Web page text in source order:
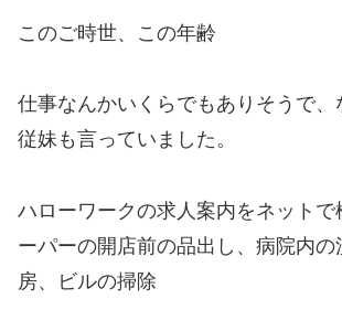
このご時世、この年齢
仕事なんかいくらでもありそうで、
従妹も言っていました。
ハローワークの求人案内をネットで
ーパーの開店前の品出し、病院内の
房、ビルの掃除